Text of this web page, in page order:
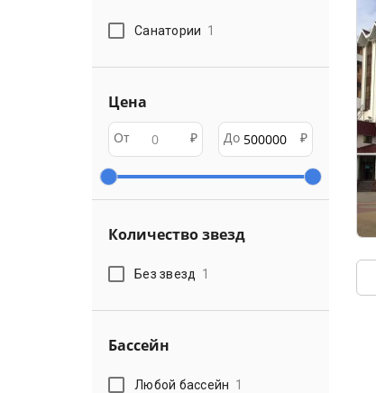
Санатории 1
Цена
От ₽ До ₽
Количество звезд
Без звезд 1
Бассейн
Любой бассейн 1